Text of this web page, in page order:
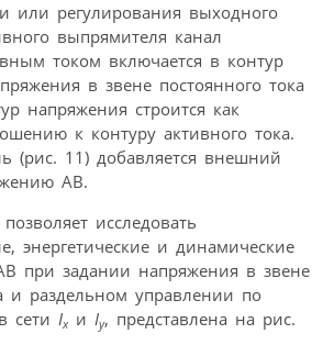
или регулирования выходного
выпрямителя канал
током включается в контур
в звене постоянного тока
напряжения строится как
к контуру активного тока.
(рис. 11) добавляется внешний
АВ.
исследовать
энергетические и динамические
при задании напряжения в звене
и раздельном управлении по
сети Ix и Iy, представлена на рис.